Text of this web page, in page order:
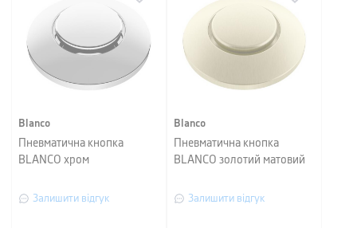
Blanco
Пневматична кнопка
BLANCO хром
Залишити відгук
Blanco
Пневматична кнопка
BLANCO золотий матовий
Залишити відгук